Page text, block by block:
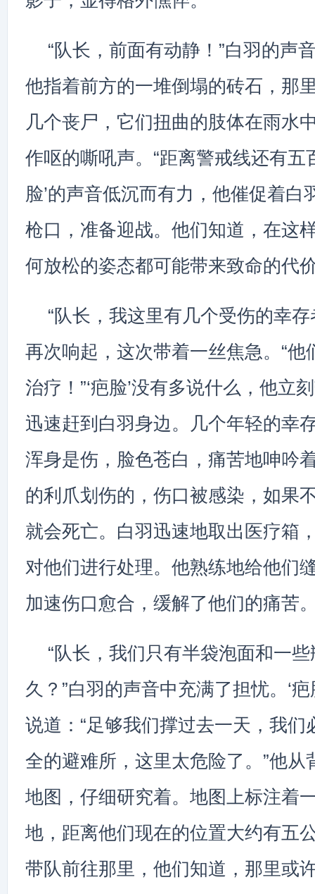
“队长，前面有动静！”白羽的声
他指着前方的一堆倒塌的砖石，那
几个丧尸，它们扭曲的肢体在雨水
作呕的嘶吼声。“距离警戒线还有五
脸’的声音低沉而有力，他催促着白
枪口，准备迎战。他们知道，在这
何放松的姿态都可能带来致命的代
“队长，我这里有几个受伤的幸
再次响起，这次带着一丝焦急。“他
治疗！”‘疤脸’没有多说什么，他立
迅速赶到白羽身边。几个年轻的幸
浑身是伤，脸色苍白，痛苦地呻吟
的利爪划伤的，伤口被感染，如果
就会死亡。白羽迅速地取出医疗箱
对他们进行处理。他熟练地给他们
加速伤口愈合，缓解了他们的痛苦
“队长，我们只有半袋泡面和一
久？”白羽的声音中充满了担忧。‘
说道：“足够我们撑过去一天，我们
全的避难所，这里太危险了。”他从
地图，仔细研究着。地图上标注着
地，距离他们现在的位置大约有五
带队前往那里，他们知道，那里或